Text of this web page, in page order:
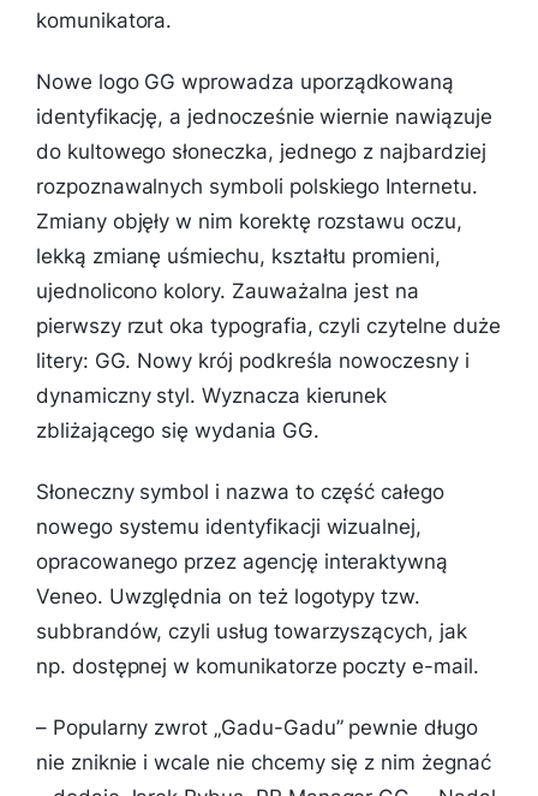
komunikatora.
Nowe logo GG wprowadza uporządkowaną
identyfikację, a jednocześnie wiernie nawiązuje
do kultowego słoneczka, jednego z najbardziej
rozpoznawalnych symboli polskiego Internetu.
Zmiany objęły w nim korektę rozstawu oczu,
lekką zmianę uśmiechu, kształtu promieni,
ujednolicono kolory. Zauważalna jest na
pierwszy rzut oka typografia, czyli czytelne duże
litery: GG. Nowy krój podkreśla nowoczesny i
dynamiczny styl. Wyznacza kierunek
zbliżającego się wydania GG.
Słoneczny symbol i nazwa to część całego
nowego systemu identyfikacji wizualnej,
opracowanego przez agencję interaktywną
Veneo. Uwzględnia on też logotypy tzw.
subbrandów, czyli usług towarzyszących, jak
np. dostępnej w komunikatorze poczty e-mail.
–Popularny zwrot „Gadu-Gadu” pewnie długo
nie zniknie i wcale nie chcemy się z nim żegnać